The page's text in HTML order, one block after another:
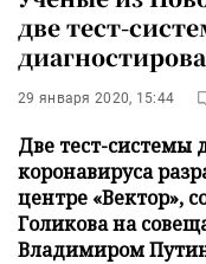
две тест-
29 января 2020, 15:44
Две тест-системы
коронавируса
центре «Вектор»,
Голикова на
Владимиром